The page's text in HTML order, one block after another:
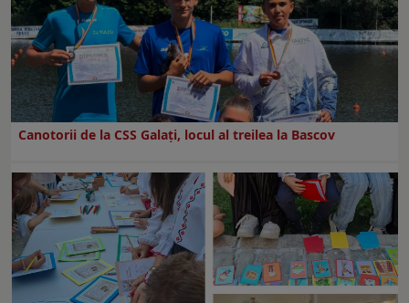
Canotorii de la CSS Galați, locul al treilea la Bascov